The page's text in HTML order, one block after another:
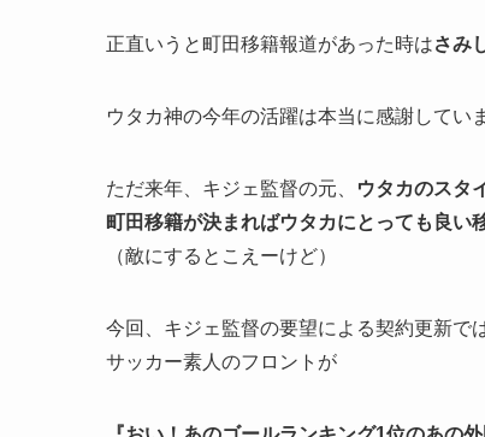
正直いうと町田移籍報道があった時はさみ
ウタカ神の今年の活躍は本当に感謝してい
ただ来年、キジェ監督の元、 ウタカのスタ
町田移籍が決まればウタカにとっても良い
（敵にするとこえーけど）
今回、キジェ監督の要望による契約更新で
サッカー素人のフロントが